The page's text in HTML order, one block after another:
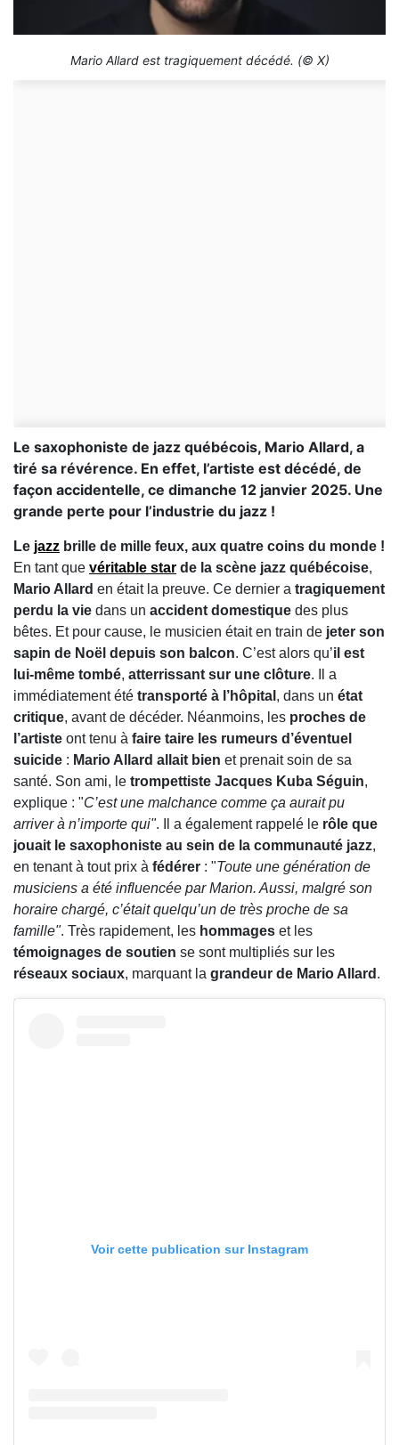
Mario Allard est tragiquement décédé. (© X)
Le saxophoniste de jazz québécois, Mario Allard, a
tiré sa révérence. En effet, l’artiste est décédé, de
façon accidentelle, ce dimanche 12 janvier 2025. Une
grande perte pour l’industrie du jazz !
Le jazz brille de mille feux, aux quatre coins du monde !
En tant que véritable star de la scène jazz québécoise,
Mario Allard en était la preuve. Ce dernier a tragiquement
perdu la vie dans un accident domestique des plus
bêtes. Et pour cause, le musicien était en train de jeter son
sapin de Noël depuis son balcon. C’est alors qu’il est
lui-même tombé, atterrissant sur une clôture. Il a
immédiatement été transporté à l’hôpital , dans un état
critique, avant de décéder. Néanmoins, les proches de
l’artiste ont tenu à faire taire les rumeurs d’éventuel
suicide : Mario Allard allait bien et prenait soin de sa
santé. Son ami, le trompettiste Jacques Kuba Séguin,
explique : "C’est une malchance comme ça aurait pu
arriver à n’importe qui". Il a également rappelé le rôle que
jouait le saxophoniste au sein de la communauté jazz,
en tenant à tout prix à fédérer : "Toute une génération de
musiciens a été influencée par Marion. Aussi, malgré son
horaire chargé, c’était quelqu’un de très proche de sa
famille". Très rapidement, les hommages et les
témoignages de soutien se sont multipliés sur les
réseaux sociaux, marquant la grandeur de Mario Allard .
Voir cette publication sur Instagram